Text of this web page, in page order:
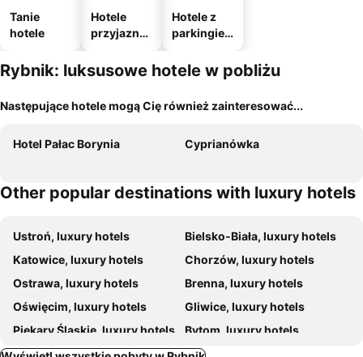
Tanie
hotele
Hotele
przyjazne
m
Hotele z
parkingie
Rybnik: luksusowe hotele w pobliżu
Następujące hotele mogą Cię również zainteresować...
Hotel Pałac Borynia Cyprianówka
Other popular destinations with luxury hotels
Ustroń, luxury hotels
Bielsko-Biała, luxury hotels
Katowice, luxury hotels
Chorzów, luxury hotels
Ostrawa, luxury hotels
Brenna, luxury hotels
Oświęcim, luxury hotels
Gliwice, luxury hotels
Piekary Śląskie, luxury hotels
Bytom, luxury hotels
Cieszyn, luxury hotels
Kędzierzyn-Koźle, luxury hotels